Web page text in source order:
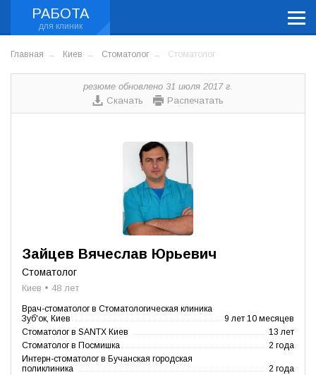
РАБОТА
Главная Киев Стоматолог Стоматолог
резюме обновлено 31 июля 2017 г.
Скачать
Распечатать
Зайцев Вячеслав Юрьевич
Стоматолог
Киев • 48 лет
Врач-стоматолог в Стоматологическая клиника
Зуб'ок, Киев
9 лет 10 месяцев
Стоматолог в SANTX Киев
13 лет
Стоматолог в Посмишка
2 года
Интерн-стоматолог в Бучанская городская
поликлиника
2 года